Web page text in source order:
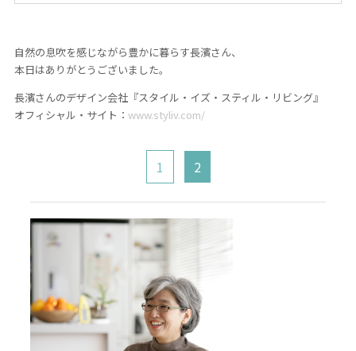
自然の息吹を感じながら豊かに暮らす長濱さん、
本日はありがとうございました。
長濱さんのデザイン会社『スタイル・イズ・スティル・リビング』
オフィシャル・サイト： www.styliv.com/
1 2